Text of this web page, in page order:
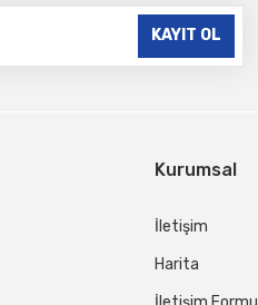
KAYIT OL
Kurumsal
İletişim
Harita